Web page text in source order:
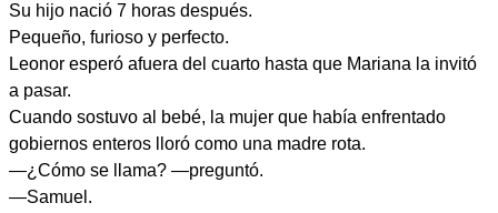
Su hijo nació 7 horas después.
Pequeño, furioso y perfecto.
Leonor esperó afuera del cuarto hasta que Mariana la invitó
a pasar.
Cuando sostuvo al bebé, la mujer que había enfrentado
gobiernos enteros lloró como una madre rota.
—¿Cómo se llama? —preguntó.
—Samuel.